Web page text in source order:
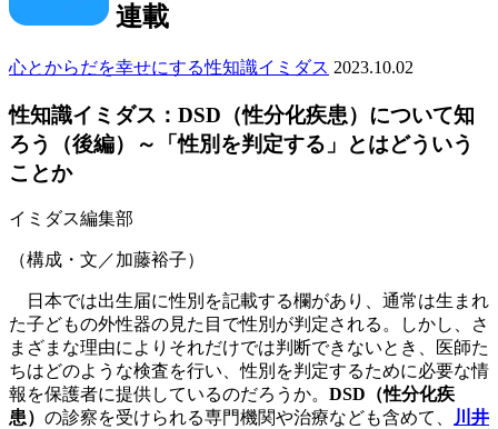
連載
心とからだを幸せにする性知識イミダス 2023.10.02
性知識イミダス：DSD（性分化疾患）について知
ろう（後編）～「性別を判定する」とはどういう
ことか
イミダス編集部
（構成・文／加藤裕子）
日本では出生届に性別を記載する欄があり、通常は生まれ
た子どもの外性器の見た目で性別が判定される。しかし、さ
まざまな理由によりそれだけでは判断できないとき、医師た
ちはどのような検査を行い、性別を判定するために必要な情
報を保護者に提供しているのだろうか。 DSD（性分化疾
患） の診察を受けられる専門機関や治療なども含めて、
川井